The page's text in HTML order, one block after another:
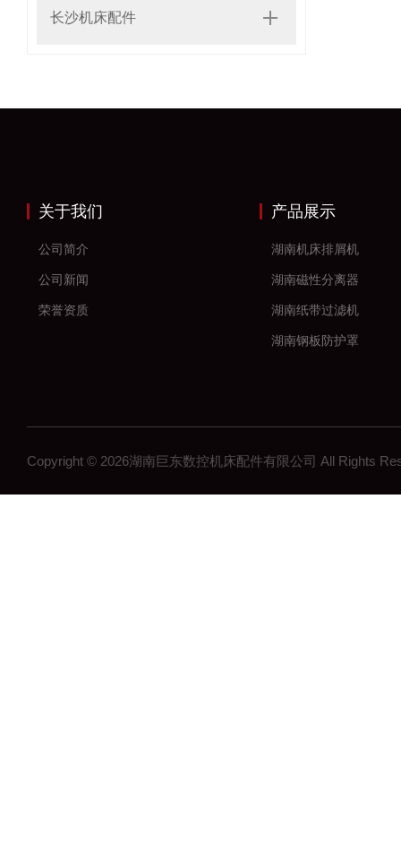
长沙机床配件
关于我们
公司简介
公司新闻
荣誉资质
产品展示
湖南机床排屑机
湖南磁性分离器
湖南纸带过滤机
湖南钢板防护罩
湖南塑料拖链
湖南钢制拖链
湖南机床工作灯
Copyright © 2026湖南巨东数控机床配件有限公司 All Rights